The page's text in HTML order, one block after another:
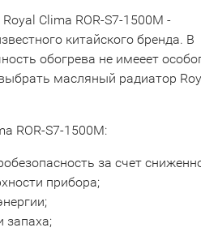
Clima ROR-S7-1500M -
китайского бренда. В
обогрева не имееет
масляный радиатор
ROR-S7-1500M:
за счет
прибора;
запаха;